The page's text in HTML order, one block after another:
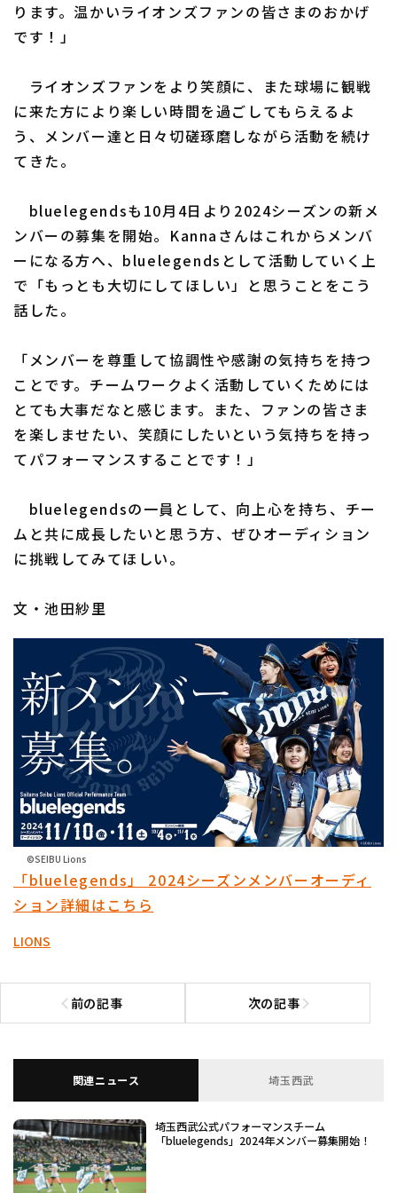
ります。温かいライオンズファンの皆さまのおかげ
です！」
ライオンズファンをより笑顔に、また球場に観戦
に来た方により楽しい時間を過ごしてもらえるよ
う、メンバー達と日々切磋琢磨しながら活動を続け
てきた。
bluelegendsも10月4日より2024シーズンの新メ
ンバーの募集を開始。Kannaさんはこれからメンバ
ーになる方へ、bluelegendsとして活動していく上
で「もっとも大切にしてほしい」と思うことをこう
話した。
「メンバーを尊重して協調性や感謝の気持ちを持つ
ことです。チームワークよく活動していくためには
とても大事だなと感じます。また、ファンの皆さま
を楽しませたい、笑顔にしたいという気持ちを持っ
てパフォーマンスすることです！」
bluelegendsの一員として、向上心を持ち、チー
ムと共に成長したいと思う方、ぜひオーディション
に挑戦してみてほしい。
文・池田紗里
©SEIBU Lions
「bluelegends」 2024シーズンメンバーオーディ
ション詳細はこちら
LIONS
前の記事
前の記事へ 次の記事次の記事へ
関連ニュース 埼玉西武
埼玉西武公式パフォーマンスチーム
「bluelegends」2024年メンバー募集開始！